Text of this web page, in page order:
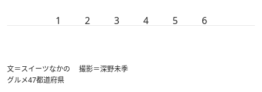
1 2 3 4 5 6
文＝スイーツなかの 撮影＝深野未季
グルメ47都道府県